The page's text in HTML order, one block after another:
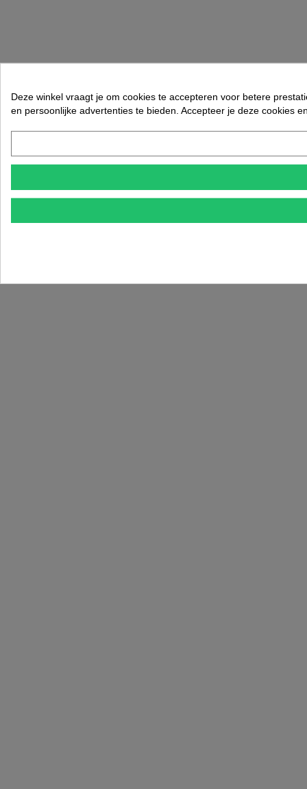
Deze winkel vraagt je om cookies te accepteren voor betere
en persoonlijke advertenties te bieden. Accepteer je deze cookies